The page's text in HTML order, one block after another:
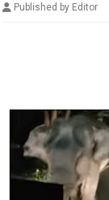
Published by Editor